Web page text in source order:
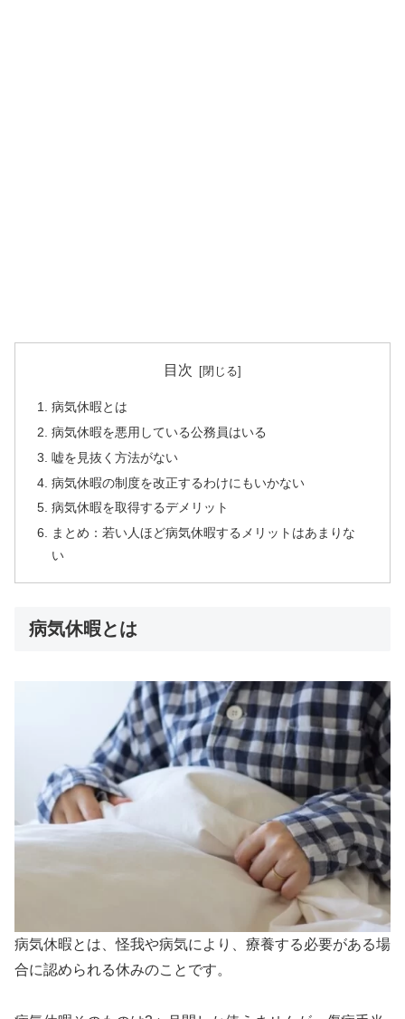
目次
病気休暇とは
病気休暇を悪用している公務員はいる
嘘を見抜く方法がない
病気休暇の制度を改正するわけにもいかない
病気休暇を取得するデメリット
まとめ：若い人ほど病気休暇するメリットはあまりな
い
病気休暇とは
病気休暇とは、怪我や病気により、療養する必要がある場
合に認められる休みのことです。